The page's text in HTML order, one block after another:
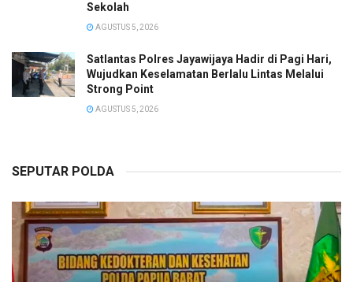
Sekolah
AGUSTUS 5, 2026
Satlantas Polres Jayawijaya Hadir di Pagi Hari,
Wujudkan Keselamatan Berlalu Lintas Melalui
Strong Point
AGUSTUS 5, 2026
SEPUTAR POLDA